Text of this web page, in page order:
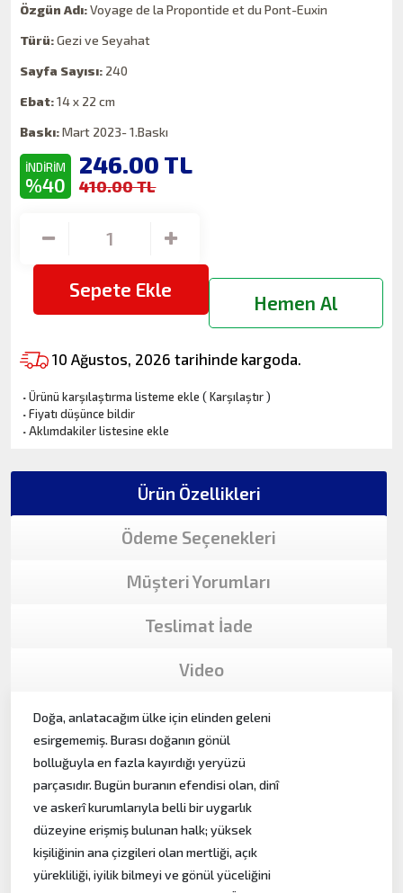
Özgün Adı:Voyage de la Propontide et du Pont-Euxin
Türü:Gezi ve Seyahat
Sayfa Sayısı: 240
Ebat:14 x 22 cm
Baskı:Mart 2023- 1.Baskı
İNDİRİM
%40
246.00 TL
410.00 TL
Sepete Ekle
Hemen Al
10 Ağustos, 2026 tarihinde kargoda.
·Ürünü karşılaştırma listeme ekle (Karşılaştır)
·Fiyatı düşünce bildir
·Aklımdakiler listesine ekle
Ürün Özellikleri
Ödeme Seçenekleri
Müşteri Yorumları
Teslimat İade
Video
Doğa, anlatacağım ülke için elinden geleni
esirgememiş. Burası doğanın gönül
bolluğuyla en fazla kayırdığı yeryüzü
parçasıdır. Bugün buranın efendisi olan, dinî
ve askerî kurumlarıyla belli bir uygarlık
düzeyine erişmiş bulunan halk; yüksek
kişiliğinin ana çizgileri olan mertliği, açık
yürekliliği, iyilik bilmeyi ve gönül yüceliğini